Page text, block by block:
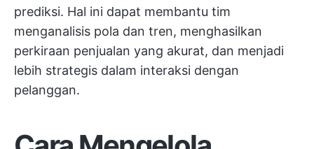
prediksi. Hal ini dapat membantu tim
menganalisis pola dan tren, menghasilkan
perkiraan penjualan yang akurat, dan menjadi
lebih strategis dalam interaksi dengan
pelanggan.